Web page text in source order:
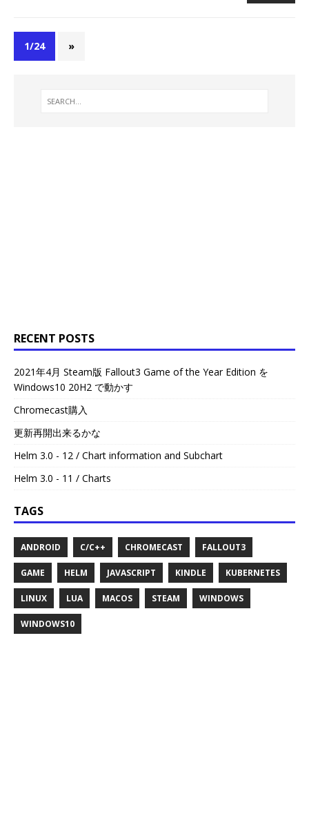
1/24 »
RECENT POSTS
2021年4月 Steam版 Fallout3 Game of the Year Edition を
Windows10 20H2 で動かす
Chromecast購入
更新再開出来るかな
Helm 3.0 - 12 / Chart information and Subchart
Helm 3.0 - 11 / Charts
TAGS
ANDROID C/C++ CHROMECAST FALLOUT3
GAME HELM JAVASCRIPT KINDLE KUBERNETES
LINUX LUA MACOS STEAM WINDOWS
WINDOWS10